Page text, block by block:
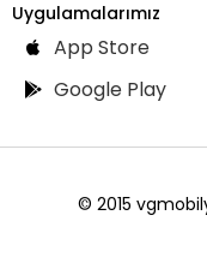
Uygulamalarımız
App Store
Google Play
© 2015